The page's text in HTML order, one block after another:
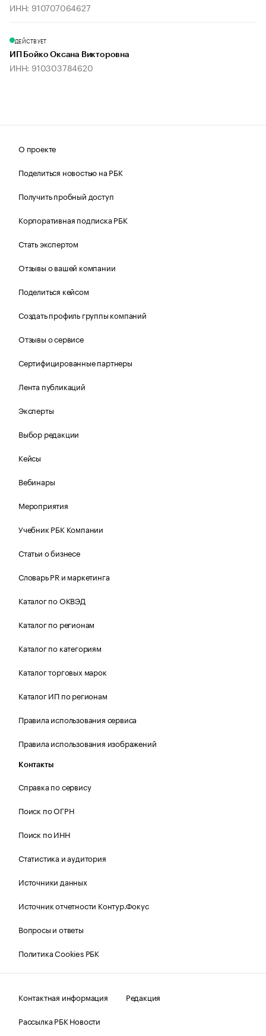
ИНН: 910707064627
ДЕЙСТВУЕТ
ИП Бойко Оксана Викторовна
ИНН: 910303784620
О проекте
Поделиться новостью на РБК
Получить пробный доступ
Корпоративная подписка РБК
Стать экспертом
Отзывы о вашей компании
Поделиться кейсом
Создать профиль группы компаний
Отзывы о сервисе
Сертифицированные партнеры
Лента публикаций
Эксперты
Выбор редакции
Кейсы
Вебинары
Мероприятия
Учебник РБК Компании
Статьи о бизнесе
Словарь PR и маркетинга
Каталог по ОКВЭД
Каталог по регионам
Каталог по категориям
Каталог торговых марок
Каталог ИП по регионам
Правила использования сервиса
Правила использования изображений
Контакты
Справка по сервису
Поиск по ОГРН
Поиск по ИНН
Статистика и аудитория
Источники данных
Источник отчетности Контур.Фокус
Вопросы и ответы
Политика Cookies РБК
Контактная информация
Редакция
Рассылка РБК Новости